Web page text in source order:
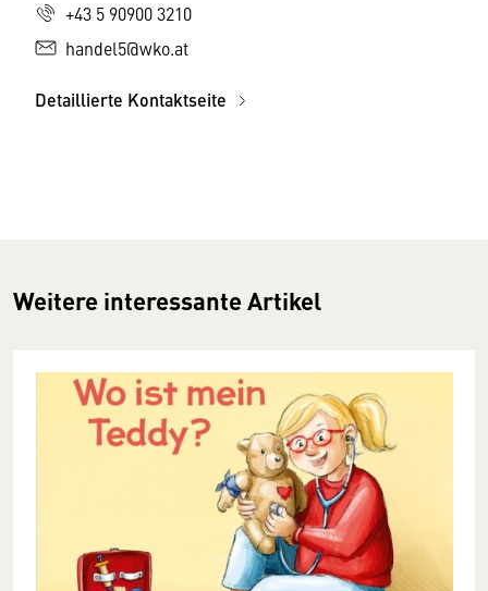
+43 5 90900 3210
handel5@wko.at
Detaillierte Kontaktseite
Weitere interessante Artikel